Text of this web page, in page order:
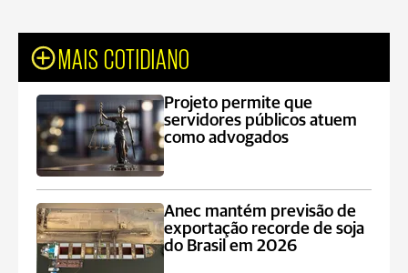
MAIS COTIDIANO
Projeto permite que
servidores públicos atuem
como advogados
Anec mantém previsão de
exportação recorde de soja
do Brasil em 2026